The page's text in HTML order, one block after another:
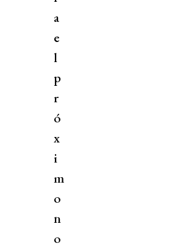
a
e
l
p
r
ó
x
i
m
o
n
o